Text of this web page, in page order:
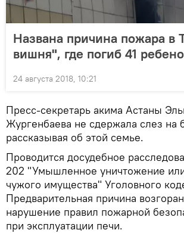
Названа причина пожара в
вишня", где погиб 41
24 августа 2018, 10:21
Пресс-секретарь акима Астаны
Жургенбаева не сдержала слез на
рассказывая об этой семье.
Проводится досудебное
202 "Умышленное уничтожение
чужого имущества" Уголовного
Предварительная причина
нарушение правил пожарной
при эксплуатации печи.